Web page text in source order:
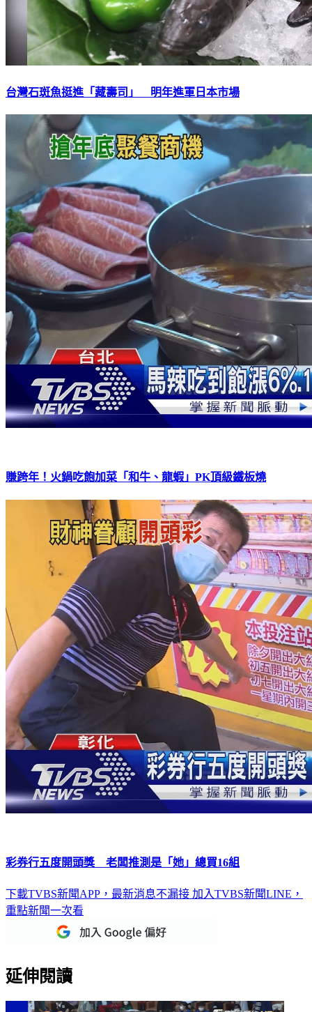
台灣石斑魚挺進「藏壽司」 明年進軍日本市場
賺跨年！火鍋吃飽加菜「和牛、龍蝦」PK頂級鐵板燒
彩券行五度開頭獎 老闆推測是「她」總買16組
下載TVBS新聞APP，最新消息不漏接 加入TVBS新聞LINE，
重點新聞一次看
延伸閱讀